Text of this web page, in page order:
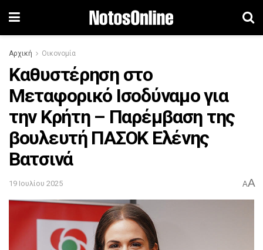
Αρχική Οικονομία
Καθυστέρηση στο
Μεταφορικό Ισοδύναμο για
την Κρήτη – Παρέμβαση της
βουλευτή ΠΑΣΟΚ Ελένης
Βατσινά
19 Ιουλίου 2025 AA